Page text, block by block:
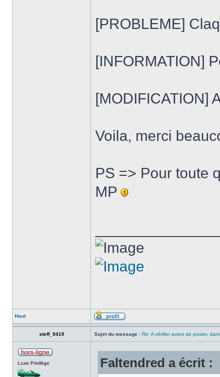
[PROBLEME]
[INFORMATION]
[MODIFICATION]
Voila, merci
PS => Pour toute
MP
Haut
steff_9419 Sujet du message : Re: A vérifier avant de poster,
Luxe Privilège Faltendred a écrit :